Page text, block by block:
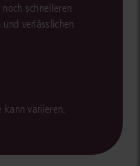
schnelleren
verlässlichen
kann variieren.